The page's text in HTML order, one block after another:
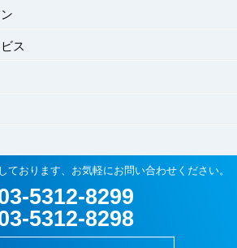
ス
ております、お気軽にお問い合わせください。
5312-8299
5312-8298